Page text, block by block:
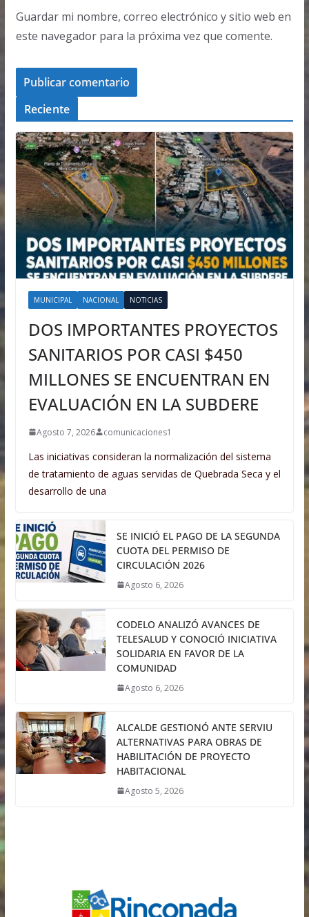
Guardar mi nombre, correo electrónico y sitio web en
este navegador para la próxima vez que comente.
Reciente
MUNICIPAL NACIONAL NOTICIAS
DOS IMPORTANTES PROYECTOS
SANITARIOS POR CASI $450
MILLONES SE ENCUENTRAN EN
EVALUACIÓN EN LA SUBDERE
Agosto 7, 2026 comunicaciones1
Las iniciativas consideran la normalización del sistema
de tratamiento de aguas servidas de Quebrada Seca y el
desarrollo de una
SE INICIÓ EL PAGO DE LA SEGUNDA
CUOTA DEL PERMISO DE
CIRCULACIÓN 2026
Agosto 6, 2026
CODELO ANALIZÓ AVANCES DE
TELESALUD Y CONOCIÓ INICIATIVA
SOLIDARIA EN FAVOR DE LA
COMUNIDAD
Agosto 6, 2026
ALCALDE GESTIONÓ ANTE SERVIU
ALTERNATIVAS PARA OBRAS DE
HABILITACIÓN DE PROYECTO
HABITACIONAL
Agosto 5, 2026